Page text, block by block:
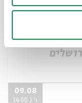
09.08
ו' | 14:00